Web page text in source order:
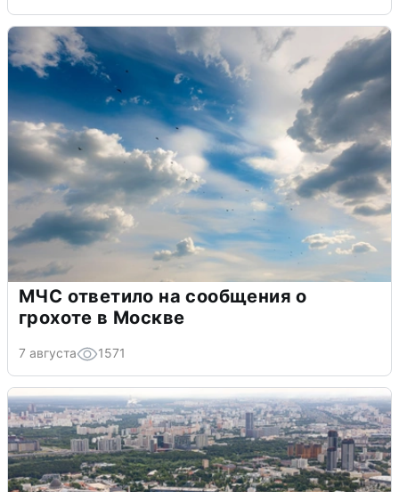
МЧС ответило на сообщения о
грохоте в Москве
7 августа 1571